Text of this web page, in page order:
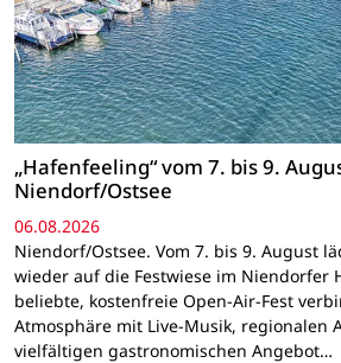
„Hafenfeeling“ vom 7. bis 9.
Niendorf/Ostsee
06.08.2026
Niendorf/Ostsee. Vom 7. bis 9. August
wieder auf die Festwiese im Niendorfer
beliebte, kostenfreie Open-Air-Fest
Atmosphäre mit Live-Musik, regionalen
vielfältigen gastronomischen Angebot…